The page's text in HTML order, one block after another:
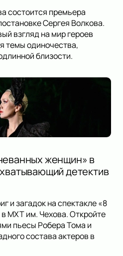
состоится премьера
Сергея Волкова.
взгляд на мир героев
темы одиночества,
близости.
женщин» в
детектив
и загадок на спектакле «8
МХТ им. Чехова. Откройте
пьесы Робера Тома и
состава актеров в